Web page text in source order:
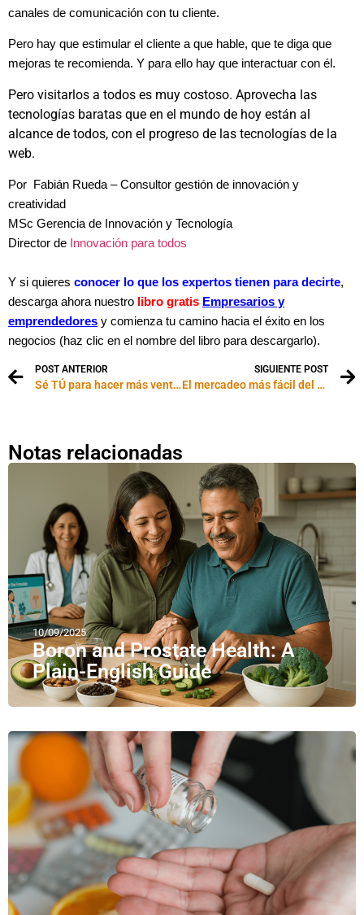
canales de comunicación con tu cliente.
Pero hay que estimular el cliente a que hable, que te diga que
mejoras te recomienda. Y para ello hay que interactuar con él.
Pero visitarlos a todos es muy costoso. Aprovecha las
tecnologías baratas que en el mundo de hoy están al
alcance de todos, con el progreso de las tecnologías de la
web.
Por Fabián Rueda – Consultor gestión de innovación y
creatividad
MSc Gerencia de Innovación y Tecnología
Director de Innovación para todos
Y si quieres conocer lo que los expertos tienen para decirte,
descarga ahora nuestro libro gratis Empresarios y
emprendedores y comienza tu camino hacia el éxito en los
negocios (haz clic en el nombre del libro para descargarlo).
POST ANTERIOR
Sé TÚ para hacer más ventas
SIGUIENTE POST
El mercadeo más fácil del mundo
Notas relacionadas
10/09/2025
Boron and Prostate Health: A
Plain-English Guide